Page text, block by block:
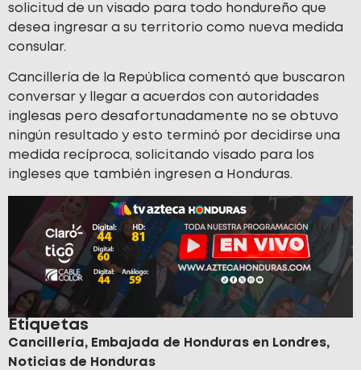
solicitud de un visado para todo hondureño que
desea ingresar a su territorio como nueva medida
consular.
Cancillería de la República comentó que buscaron
conversar y llegar a acuerdos con autoridades
inglesas pero desafortunadamente no se obtuvo
ningún resultado y esto terminó por decidirse una
medida recíproca, solicitando visado para los
ingleses que también ingresen a Honduras.
Etiquetas
Cancillería, Embajada de Honduras en Londres,
Noticias de Honduras